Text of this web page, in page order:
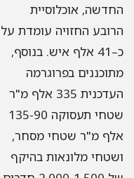
החדשה, אוכלוסיית
הרובע החזויה עומדת על
כ–41 אלף איש. בנוסף,
מתוכננים בפרוגרמה
העדכנית 335 אלף מ"ר
שטחי תעסוקה 135-90
אלף מ"ר שטחי מסחר,
ושטחי מלונאות בהיקף